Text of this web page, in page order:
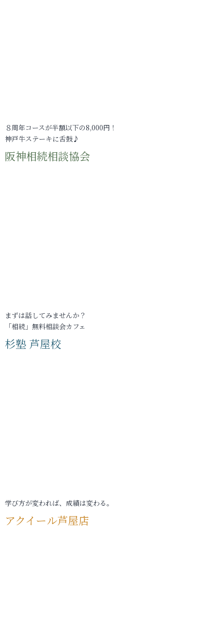
８周年コースが半額以下の8,000円！
神戸牛ステーキに舌鼓♪
阪神相続相談協会
まずは話してみませんか？
「相続」無料相談会カフェ
杉塾 芦屋校
学び方が変われば、成績は変わる。
アクイール芦屋店